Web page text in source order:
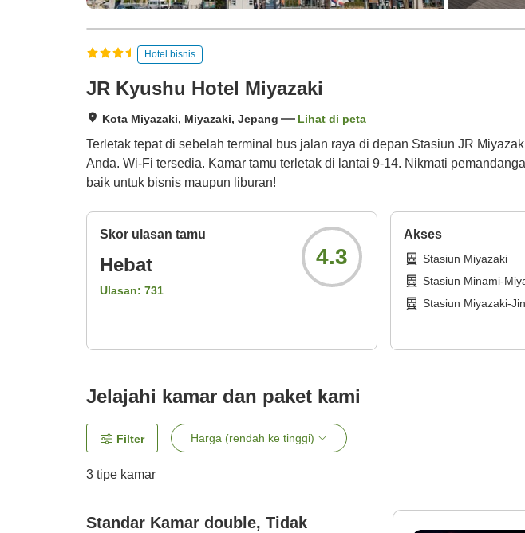
Hotel bisnis
JR Kyushu Hotel Miyazaki
Kota Miyazaki, Miyazaki, Jepang Lihat di peta
Terletak tepat di sebelah terminal bus jalan raya di depan Stasiun JR
Anda. Wi-Fi tersedia. Kamar tamu terletak di lantai 9-14. Nikmati
baik untuk bisnis maupun liburan!
Skor ulasan tamu
Hebat
Ulasan: 731
4.3
Akses
Stasiun Miyazaki
Stasiun Minami-
Stasiun Miyazaki-
Jelajahi kamar dan paket kami
Filter Harga (rendah ke tinggi)
3 tipe kamar
Standar Kamar double, Tidak